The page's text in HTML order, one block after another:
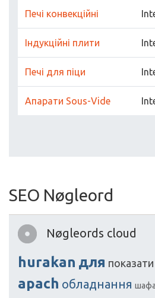
Печі конвекційні
Індукційні плити
Печі для піци
Апарати Sous-Vide
SEO Nøgleord
Nøgleords cloud
hurakan для показати
apach обладнання шафа